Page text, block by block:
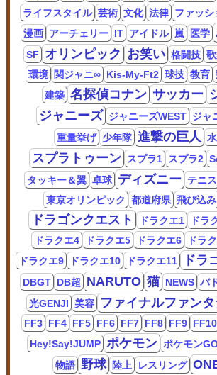
ライフスタイル 芸術 文化 法律 ファッシ
漫画 アーチェリー IT アイドル 嵐 医学
SF
オリンピック お笑い 格闘技
環境
関ジャニ∞ Kis-My-Ft2 球技 教育
建築 名探偵コナン サッカー
ジャニーズ ジャニーズWEST ジャ
重量挙げ 少年隊 進撃の巨人
スプラトゥーン スプラ1 スプラ2
タッキー＆翼 卓球 ディズニー テニス
東京オリンピック
都道府県 飛び込み
ドラゴンクエスト ドラクエ1 ドラ
ドラクエ4
ドラクエ5 ドラクエ6 ドラ
ドラクエ9
ドラクエ10 ドラクエ11 ドラ
DBGT DB超 NARUTO 猫 NEWS バ
光GENJI 美容 ファイナルファン
FF3 FF4 FF5 FF6 FF7 FF8 FF9 FF10
Hey!Say!JUMP ポケモン ポケモン
物語 野球 陸上 レスリング